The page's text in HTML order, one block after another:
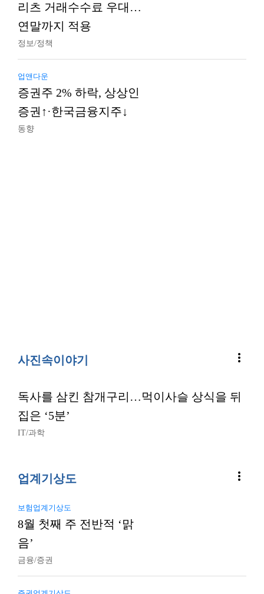
리츠 거래수수료 우대…
연말까지 적용
정보/정책
업앤다운
증권주 2% 하락, 상상인
증권↑·한국금융지주↓
동향
사진속이야기 more_vert
독사를 삼킨 참개구리…먹이사슬 상식을 뒤
집은 ‘5분’
IT/과학
업계기상도 more_vert
보험업계기상도
8월 첫째 주 전반적 ‘맑
음’
금융/증권